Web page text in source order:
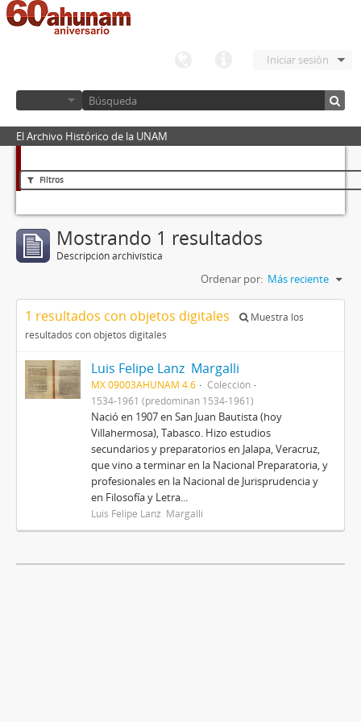
Iniciar sesión
El Archivo Histórico de la UNAM
Filtros
Mostrando 1 resultados
Descripción archivística
Ordenar por: Más reciente
1 resultados con objetos digitales
Muestra los
resultados con objetos digitales
Luis Felipe Lanz Margalli
MX 09003AHUNAM 4.6
Colección
1534-1961 (predominan 1534-1961)
Nació en 1907 en San Juan Bautista (hoy
Villahermosa), Tabasco. Hizo estudios
secundarios y preparatorios en Jalapa, Veracruz,
que vino a terminar en la Nacional Preparatoria, y
profesionales en la Nacional de Jurisprudencia y
en Filosofía y Letra...
Luis Felipe Lanz Margalli